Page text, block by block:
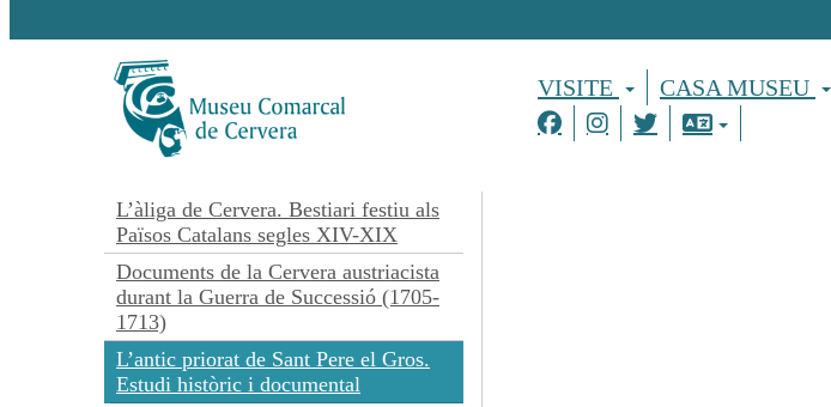
VISITE CASA MUSEU
L’àliga de Cervera. Bestiari festiu als
Països Catalans segles XIV-XIX
Documents de la Cervera austriacista
durant la Guerra de Successió (1705-
1713)
L’antic priorat de Sant Pere el Gros.
Estudi històric i documental